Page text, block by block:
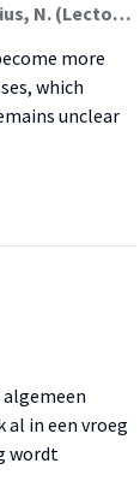
van Rozendaal, N.; Tak, I.; Barendrecht, M. (Faculteit Gezondheid); Jongerius, N. (Lectoraat Fysiotherapie -Bewegen Naar Preventieve Zorg); Gokeler, A. (Faculteit Gezondheid)
more
which
unclear
in een vroeg
wordt